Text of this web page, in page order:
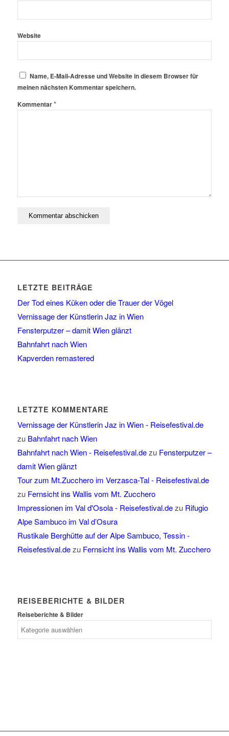
Website
Name, E-Mail-Adresse und Website in diesem Browser für
meinen nächsten Kommentar speichern.
Kommentar*
LETZTE BEITRÄGE
Der Tod eines Küken oder die Trauer der Vögel
Vernissage der Künstlerin Jaz in Wien
Fensterputzer – damit Wien glänzt
Bahnfahrt nach Wien
Kapverden remastered
LETZTE KOMMENTARE
Vernissage der Künstlerin Jaz in Wien - Reisefestival.de
zu Bahnfahrt nach Wien
Bahnfahrt nach Wien - Reisefestival.dezu Fensterputzer –
damit Wien glänzt
Tour zum Mt.Zucchero im Verzasca-Tal - Reisefestival.de
zu Fernsicht ins Wallis vom Mt. Zucchero
Impressionen im Val d'Osola - Reisefestival.dezu Rifugio
Alpe Sambuco im Val d’Osura
Rustikale Berghütte auf der Alpe Sambuco, Tessin -
Reisefestival.dezu Fernsicht ins Wallis vom Mt. Zucchero
REISEBERICHTE & BILDER
Reiseberichte & Bilder